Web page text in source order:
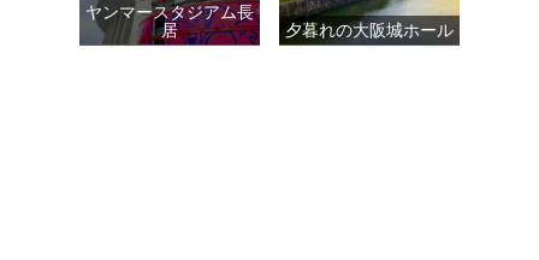
ヤンマースタジアム長
居
夕暮れの大阪城ホール